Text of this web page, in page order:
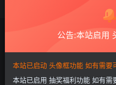
0 评论4 版
发布 0
公告:本站启用
本站已启动 头像框功能 如有需要
本站已启用 抽奖福利功能 如有需